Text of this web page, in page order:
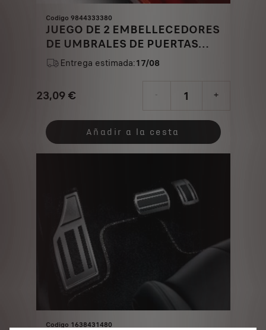
Codigo 9844333380
JUEGO DE 2 EMBELLECEDORES
DE UMBRALES DE PUERTAS
TRASERAS
Entrega estimada:17/08
23,09 €
Price
23,09
- +
Quantity
updated
Añadir a la cesta
Codigo 1638431480